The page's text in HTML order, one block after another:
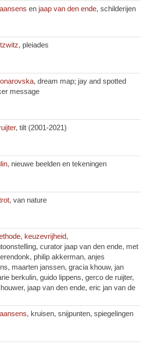
en jaap van den ende, schilderijen
, pleiades
, dream map; jay and spotted
message
, tilt (2001-2021)
, nieuwe beelden en tekeningen
, van nature
keuzevrijheid,
curator jaap van den ende, met
philip akkerman, anjes
maarten janssen, gracia khouw, jan
berkulin, guido lippens, gerco de ruijter,
jaap van den ende, eric jan van de
kruisen, snijpunten, spiegelingen